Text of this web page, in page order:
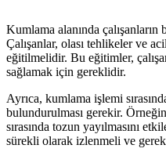
Kumlama alanında
Çalışanlar, olası tehlikeler ve
eğitilmelidir. Bu eğitimler,
sağlamak için gereklidir.
Ayrıca, kumlama işlemi
bulundurulması gerekir.
sırasında tozun yayılmasını
sürekli olarak izlenmeli ve